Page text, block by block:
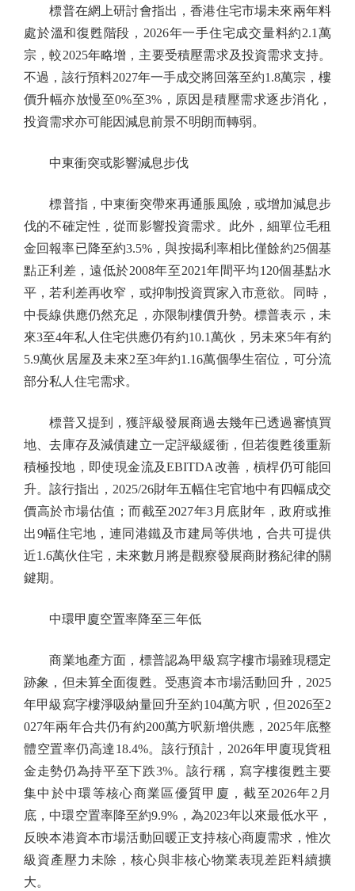
標普在網上研討會指出，香港住宅市場未來兩年料
處於溫和復甦階段，2026年一手住宅成交量料約2.1萬
宗，較2025年略增，主要受積壓需求及投資需求支持。
不過，該行預料2027年一手成交將回落至約1.8萬宗，樓
價升幅亦放慢至0%至3%，原因是積壓需求逐步消化，
投資需求亦可能因減息前景不明朗而轉弱。
中東衝突或影響減息步伐
標普指，中東衝突帶來再通脹風險，或增加減息步
伐的不確定性，從而影響投資需求。此外，細單位毛租
金回報率已降至約3.5%，與按揭利率相比僅餘約25個基
點正利差，遠低於2008年至2021年間平均120個基點水
平，若利差再收窄，或抑制投資買家入市意欲。同時，
中長線供應仍然充足，亦限制樓價升勢。標普表示，未
來3至4年私人住宅供應仍有約10.1萬伙，另未來5年有約
5.9萬伙居屋及未來2至3年約1.16萬個學生宿位，可分流
部分私人住宅需求。
標普又提到，獲評級發展商過去幾年已透過審慎買
地、去庫存及減債建立一定評級緩衝，但若復甦後重新
積極投地，即使現金流及EBITDA改善，槓桿仍可能回
升。該行指出，2025/26財年五幅住宅官地中有四幅成交
價高於市場估值；而截至2027年3月底財年，政府或推
出9幅住宅地，連同港鐵及市建局等供地，合共可提供
近1.6萬伙住宅，未來數月將是觀察發展商財務紀律的關
鍵期。
中環甲廈空置率降至三年低
商業地產方面，標普認為甲級寫字樓市場雖現穩定
跡象，但未算全面復甦。受惠資本市場活動回升，2025
年甲級寫字樓淨吸納量回升至約104萬方呎，但2026至2
027年兩年合共仍有約200萬方呎新增供應，2025年底整
體空置率仍高達18.4%。該行預計，2026年甲廈現貨租
金走勢仍為持平至下跌3%。該行稱，寫字樓復甦主要
集中於中環等核心商業區優質甲廈，截至2026年2月
底，中環空置率降至約9.9%，為2023年以來最低水平，
反映本港資本市場活動回暖正支持核心商廈需求，惟次
級資產壓力未除，核心與非核心物業表現差距料續擴
大。